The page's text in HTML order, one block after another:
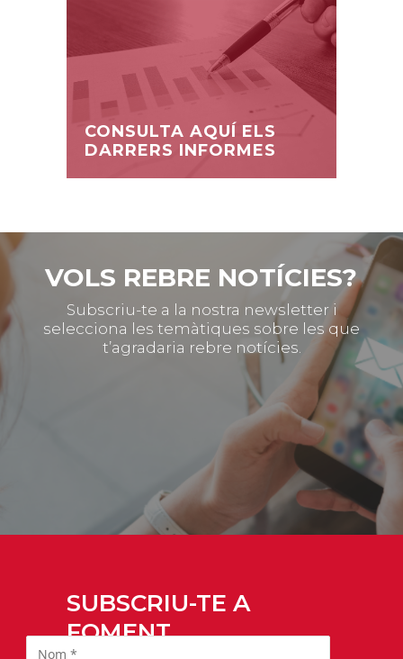
CONSULTA AQUÍ ELS
DARRERS INFORMES
VOLS REBRE NOTÍCIES?
Subscriu-te a la nostra newsletter i
selecciona les temàtiques sobre les que
t’agradaria rebre notícies.
SUBSCRIU-TE A
FOMENT